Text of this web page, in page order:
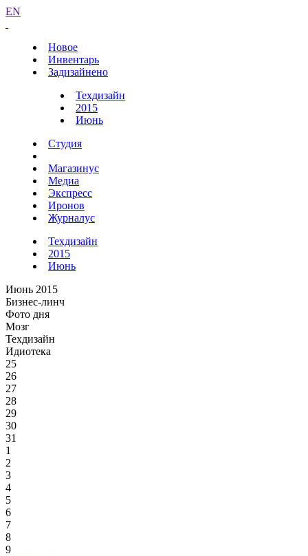
EN
Новое
Инвентарь
Задизайнено
Техдизайн
2015
Июнь
Студия
Магазинус
Медиа
Экспресс
Иронов
Журналус
Техдизайн
2015
Июнь
Июнь 2015
Бизнес-линч
Фото дня
Мозг
Техдизайн
Идиотека
25
26
27
28
29
30
31
1
2
3
4
5
6
7
8
9